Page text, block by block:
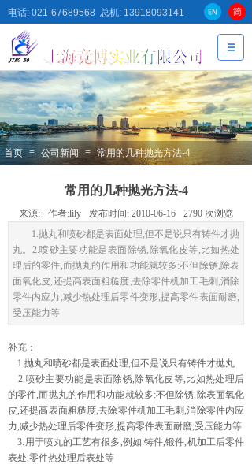
电话: 021-67689568 总机: 13918093141
首页 ≡ 公司新闻 ≡ 常用的几种抛光方法-4
常用的几种抛光方法-4
来源: 作者:lily 发布时间: 2010-06-16 2790 次浏览
1.抛丸和喷砂都是表面处理,但不是说只有铸件才抛
丸。2.喷砂主要功能是表面除锈,除氧化皮等,比如热处
理后的零件,而抛丸的作用和功能就较多:不但除锈,除表
面氧化皮,还提高表面粗糙度,去除零件机加工毛刺,消除
零件内应力,减少热处理后零件变形,提高零件表面耐磨,
受压能力等
补充：
1.抛丸和喷砂都是表面处理,但不是说只有铸件才抛丸
2.喷砂主要功能是表面除锈,除氧化皮等,比如热处理后
的零件,而抛丸的作用和功能就较多:不但除锈,除表面氧化
皮,还提高表面粗糙度,去除零件机加工毛刺,消除零件内应
力,减少热处理后零件变形,提高零件表面耐磨,受压能力等
3.用于喷丸的工艺有很多,例如:铸件,锻件,机加工后零件
表处,零件热处理后表处等